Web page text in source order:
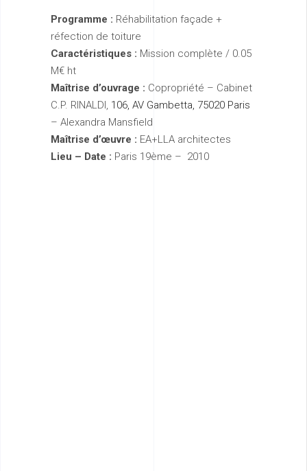
Programme : Réhabilitation façade +
réfection de toiture
Caractéristiques : Mission complète / 0.05
M€ ht
Maîtrise d’ouvrage : Copropriété – Cabinet
C.P. RINALDI, 106, AV Gambetta, 75020 Paris
– Alexandra Mansfield
Maîtrise d’œuvre : EA+LLA architectes
Lieu – Date : Paris 19ème – 2010